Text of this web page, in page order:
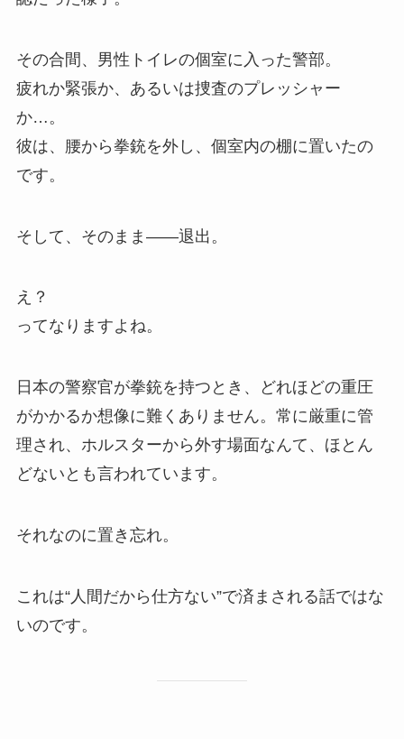
その合間、男性トイレの個室に入った警部。
疲れか緊張か、あるいは捜査のプレッシャー
か…。
彼は、腰から拳銃を外し、個室内の棚に置いたの
です。
そして、そのまま――退出。
え？
ってなりますよね。
日本の警察官が拳銃を持つとき、どれほどの重圧
がかかるか想像に難くありません。常に厳重に管
理され、ホルスターから外す場面なんて、ほとん
どないとも言われています。
それなのに置き忘れ。
これは“人間だから仕方ない”で済まされる話ではな
いのです。